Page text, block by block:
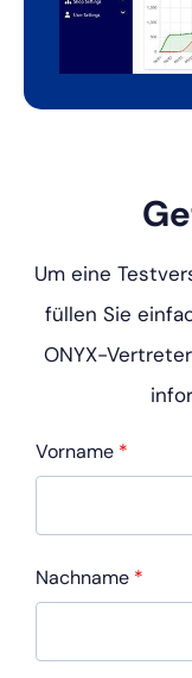
Um eine
füllen Sie
ONYX-
Vorname *
Nachname *